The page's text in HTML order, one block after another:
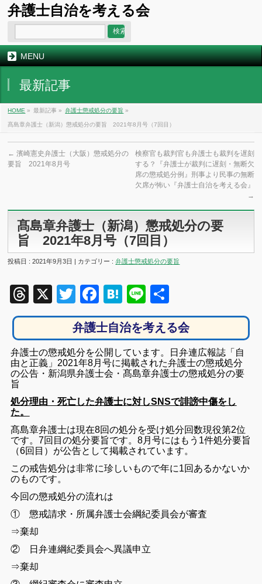
弁護士自治を考える会
MENU
最新記事
HOME » 最新記事 » 弁護士懲戒処分の要旨 »
髙島章弁護士（新潟）懲戒処分の要旨 2021年8月号（7回目）
← 濱崎憲史弁護士（大阪）懲戒処分の
要旨 2021年8月号
検察官も裁判官も弁護士も裁判を遅刻
する？『弁護士が裁判に遅刻・無断欠
席の懲戒処分例』刑事より民事の無断
欠席が怖い『弁護士自治を考える会』
→
髙島章弁護士（新潟）懲戒処分の要
旨 2021年8月号（7回目）
投稿日 : 2021年9月3日 | カテゴリー :弁護士懲戒処分の要旨
Threads
X TwitterFacebook
Hatena
Line
有
弁護士自治を考える会
弁護士の懲戒処分を公開しています。日弁連広報誌「自
由と正義」2021年8月号に掲載された弁護士の懲戒処分
の公告・新潟県弁護士会・髙島章弁護士の懲戒処分の要
旨
処分理由・死亡した弁護士に対しSNSで誹謗中傷をし
た。
髙島章弁護士は現在8回の処分を受け処分回数現役第2位
です。7回目の処分要旨です。8月号にはもう1件処分要旨
（6回目） が公告として掲載されています。
この戒告処分は非常に珍しいもので年に1回あるかないか
のものです。
今回の懲戒処分の流れは
① 懲戒請求・所属弁護士会綱紀委員会が審査
⇒棄却
② 日弁連綱紀委員会へ異議申立
⇒棄却